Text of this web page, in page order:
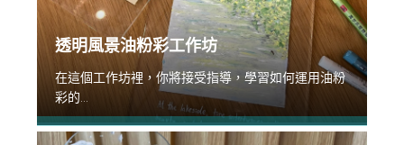
透明風景油粉彩工作坊
在這個工作坊裡，你將接受指導，學習如何運用油粉
彩的...